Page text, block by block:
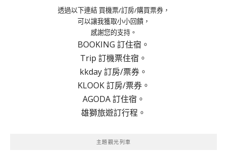
透過以下連結 買機票/訂房/購買票券，
可以讓我獲取小小回饋，
感謝您的支持。
BOOKING 訂住宿。
Trip 訂機票住宿。
kkday 訂房/票券。
KLOOK 訂房/票券。
AGODA 訂住宿。
雄獅旅遊訂行程。
主題觀光列車